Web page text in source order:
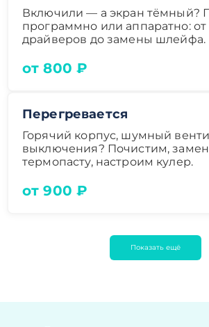
Включили — а экран тёмный?
программно или аппаратно: от
драйверов до замены шлейфа.
от 800 ₽
Перегревается
Горячий корпус, шумный
выключения? Почистим,
термопасту, настроим кулер.
от 900 ₽
Показать ещё